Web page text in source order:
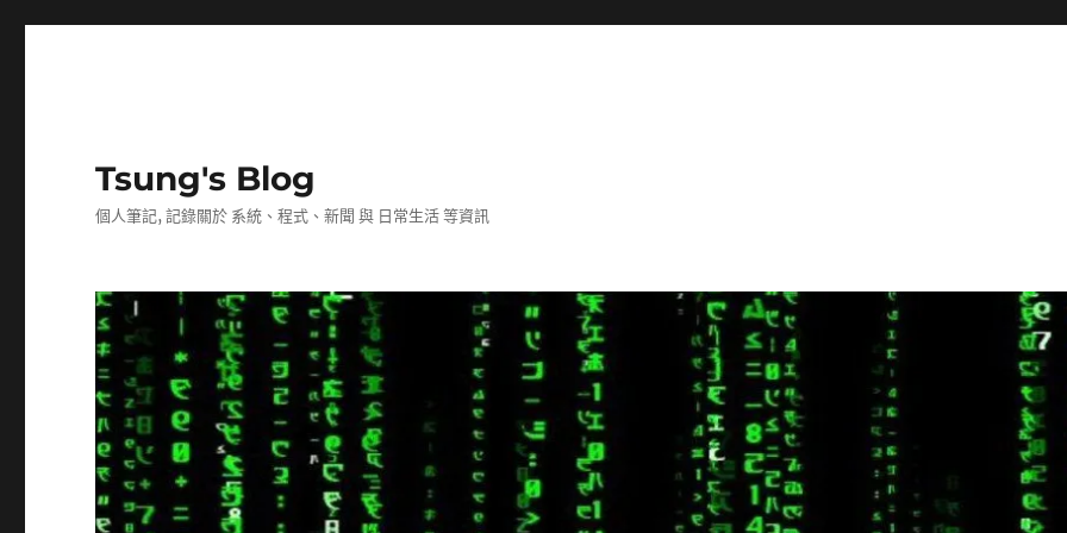
Tsung's Blog
個人筆記, 記錄關於 系統、程式、新聞 與 日常生活 等資訊